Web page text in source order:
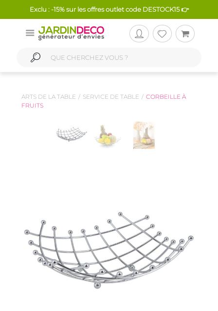
Exclu : -15% sur les offres outlet code DESTOCK15 👉
ARTS DE LA TABLE SERVICE DE TABLE
CORBEILLE À
FRUITS